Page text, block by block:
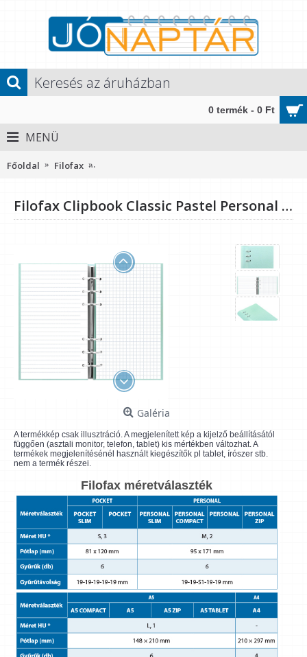
0 termék - 0 Ft
MENÜ
Főoldal Filofax
Filofax Clipbook Classic Pastel Personal Világoskék
Galéria
A termékkép csak illusztráció. A megjelenített kép a kijelző beállításától
függően (asztali monitor, telefon, tablet) kis mértékben változhat. A
termékek megjelenítésénél használt kiegészítők pl tablet, írószer stb.
nem a termék részei.
Filofax méretválaszték